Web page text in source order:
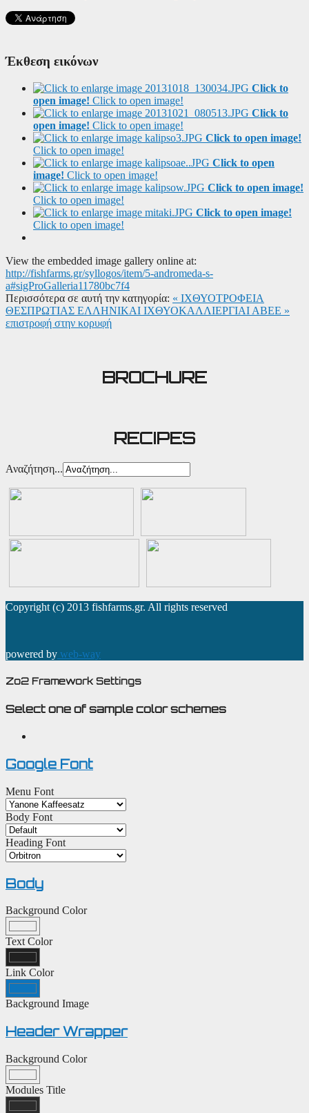
Έκθεση εικόνων
Click to
open image! Click to open image!
Click to
open image! Click to open image!
Click to open image!
Click to open image!
Click to open
image! Click to open image!
Click to open image!
Click to open image!
Click to open image!
Click to open image!
View the embedded image gallery online at:
http://fishfarms.gr/syllogos/item/5-andromeda-s-
a#sigProGalleria11780bc7f4
Περισσότερα σε αυτή την κατηγορία: « ΙΧΘΥΟΤΡΟΦΕΙΑ
ΘΕΣΠΡΩΤΙΑΣ ΕΛΛΗΝΙΚΑΙ ΙΧΘΥΟΚΑΛΛΙΕΡΓΙΑΙ ΑΒΕΕ »
επιστροφή στην κορυφή
BROCHURE
RECIPES
Αναζήτηση...
Copyright (c) 2013 fishfarms.gr. All rights reserved
powered by web-way
Zo2 Framework Settings
Select one of sample color schemes
Google Font
Menu Font
Body Font
Heading Font
Body
Background Color
Text Color
Link Color
Background Image
Header Wrapper
Background Color
Modules Title